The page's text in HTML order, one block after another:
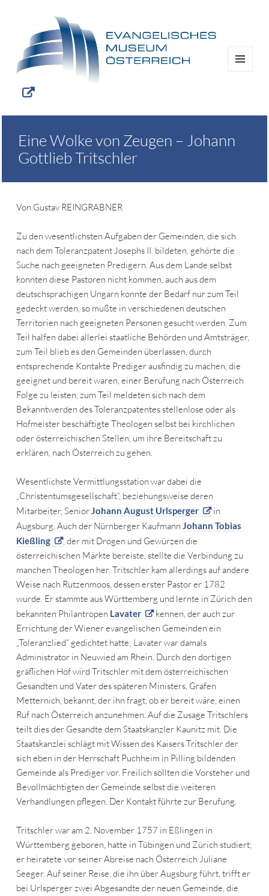
Eine Wolke von Zeugen – Johann
Gottlieb Tritschler
Von Gustav REINGRABNER
Zu den wesentlichsten Aufgaben der Gemeinden, die sich
nach dem Toleranzpatent Josephs II. bildeten, gehörte die
Suche nach geeigneten Predigern. Aus dem Lande selbst
konnten diese Pastoren nicht kommen, auch aus dem
deutschsprachigen Ungarn konnte der Bedarf nur zum Teil
gedeckt werden, so mußte in verschiedenen deutschen
Territorien nach geeigneten Personen gesucht werden. Zum
Teil halfen dabei allerlei staatliche Behörden und Amtsträger,
zum Teil blieb es den Gemeinden überlassen, durch
entsprechende Kontakte Prediger ausfindig zu machen, die
geeignet und bereit waren, einer Berufung nach Österreich
Folge zu leisten, zum Teil meldeten sich nach dem
Bekanntwerden des Toleranzpatentes stellenlose oder als
Hofmeister beschäftigte Theologen selbst bei kirchlichen
oder österreichischen Stellen, um ihre Bereitschaft zu
erklären, nach Österreich zu gehen.
Wesentlichste Vermittlungsstation war dabei die
„Christentumsgesellschaft“, beziehungsweise deren
Mitarbeiter, SeniorJohann August Urlsperger
in
Augsburg. Auch der Nürnberger Kaufmann Johann Tobias
Kießling
, der mit Drogen und Gewürzen die
österreichischen Märkte bereiste, stellte die Verbindung zu
manchen Theologen her. Tritschler kam allerdings auf andere
Weise nach Rutzenmoos, dessen erster Pastor er 1782
wurde. Er stammte aus Württemberg und lernte in Zürich den
bekannten Philantropen Lavater
kennen, der auch zur
Errichtung der Wiener evangelischen Gemeinden ein
„Toleranzlied“ gedichtet hatte; Lavater war damals
Administrator in Neuwied am Rhein. Durch den dortigen
gräflichen Hof wird Tritschler mit dem österreichischen
Gesandten und Vater des späteren Ministers, Grafen
Metternich, bekannt, der ihn fragt, ob er bereit wäre, einen
Ruf nach Österreich anzunehmen. Auf die Zusage Tritschlers
teilt dies der Gesandte dem Staatskanzler Kaunitz mit. Die
Staatskanzlei schlägt mit Wissen des Kaisers Tritschler der
sich eben in der Herrschaft Puchheim in Pilling bildenden
Gemeinde als Prediger vor. Freilich sollten die Vorsteher und
Bevollmächtigten der Gemeinde selbst die weiteren
Verhandlungen pflegen. Der Kontakt führte zur Berufung.
Tritschler war am 2. November 1757 in Eßlingen in
Württemberg geboren, hatte in Tübingen und Zürich studiert;
er heiratete vor seiner Abreise nach Österreich Juliane
Seeger. Auf seiner Reise, die ihn über Augsburg führt, trifft er
bei Urlsperger zwei Abgesandte der neuen Gemeinde, die